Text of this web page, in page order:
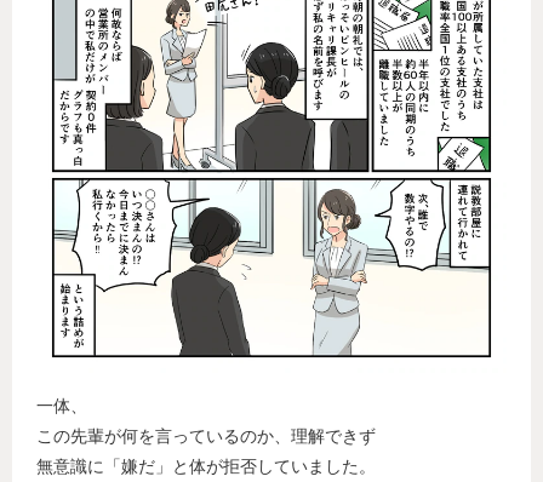
一体、
この先輩が何を言っているのか、理解できず
無意識に「嫌だ」と体が拒否していました。